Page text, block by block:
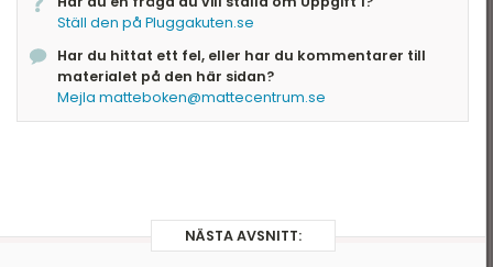
\\ 4x &= -2x \Leftrightarrow \\ 6x &= 0
Alltså rätt svar är A.
Ställ den på Pluggakuten.se
Har du hittat ett fel, eller har du kommentarer till
materialet på den här sidan?
Mejla matteboken@mattecentrum.se
NÄSTA AVSNITT: